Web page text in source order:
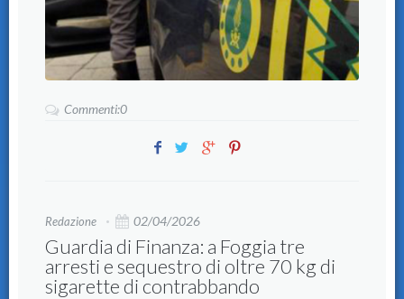
Commenti:0
Redazione 02/04/2026
Guardia di Finanza: a Foggia tre
arresti e sequestro di oltre 70 kg di
sigarette di contrabbando